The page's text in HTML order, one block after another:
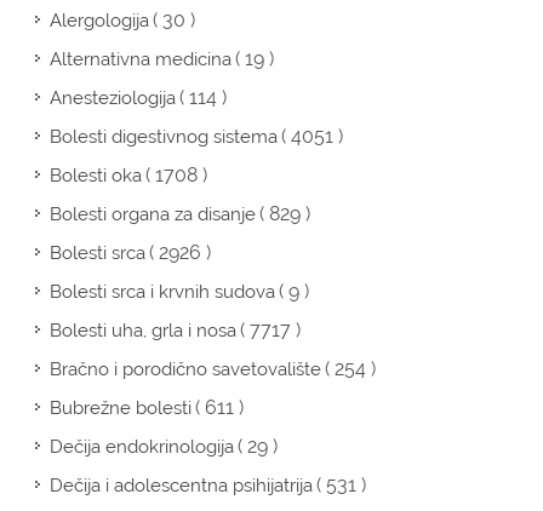
Alergologija( 30 )
Alternativna medicina( 19 )
Anesteziologija( 114 )
Bolesti digestivnog sistema( 4051 )
Bolesti oka( 1708 )
Bolesti organa za disanje( 829 )
Bolesti srca( 2926 )
Bolesti srca i krvnih sudova( 9 )
Bolesti uha, grla i nosa( 7717 )
Bračno i porodično savetovalište( 254 )
Bubrežne bolesti( 611 )
Dečija endokrinologija( 29 )
Dečija i adolescentna psihijatrija( 531 )